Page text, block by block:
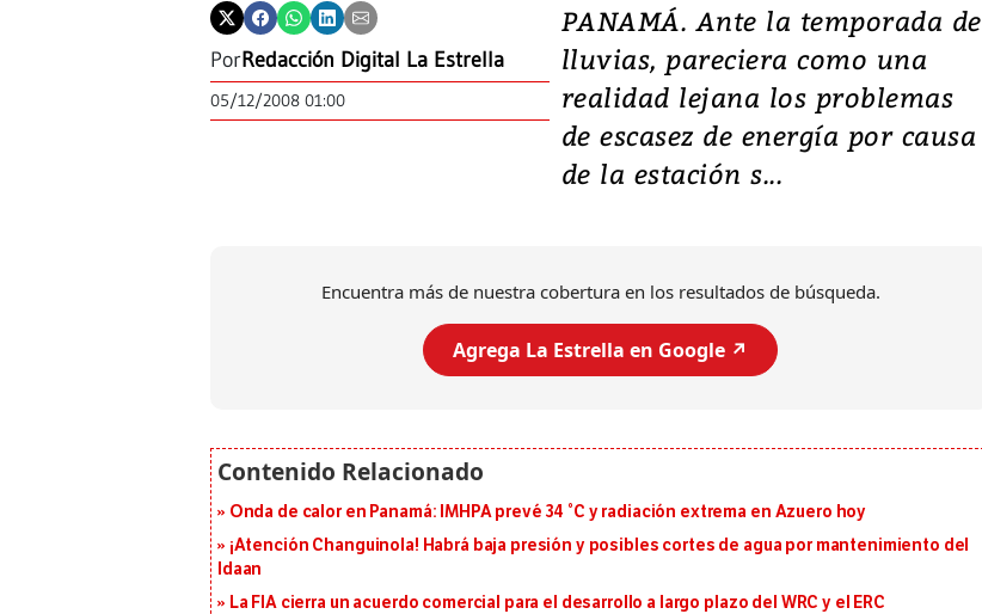
PorRedacción Digital La Estrella
05/12/2008 01:00
PANAMÁ. Ante la temporada de
lluvias, pareciera como una
realidad lejana los problemas
de escasez de energía por causa
de la estación s...
Encuentra más de nuestra cobertura en los resultados de búsqueda.
Agrega La Estrella en Google ↗️
Onda de calor en Panamá: IMHPA prevé 34 °C y radiación extrema en Azuero hoy
¡Atención Changuinola! Habrá baja presión y posibles cortes de agua por mantenimiento del
Idaan
La FIA cierra un acuerdo comercial para el desarrollo a largo plazo del WRC y el ERC
Video, Japón: Terremoto
deja heridos y graves
daños en Kumamoto
al sur de Japón, provocando una